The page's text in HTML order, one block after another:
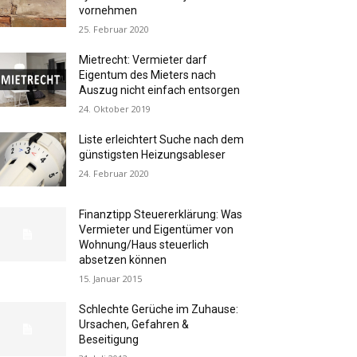
vornehmen
25. Februar 2020
Mietrecht: Vermieter darf
Eigentum des Mieters nach
Auszug nicht einfach entsorgen
24. Oktober 2019
Liste erleichtert Suche nach dem
günstigsten Heizungsableser
24. Februar 2020
Finanztipp Steuererklärung: Was
Vermieter und Eigentümer von
Wohnung/Haus steuerlich
absetzen können
15. Januar 2015
Schlechte Gerüche im Zuhause:
Ursachen, Gefahren &
Beseitigung